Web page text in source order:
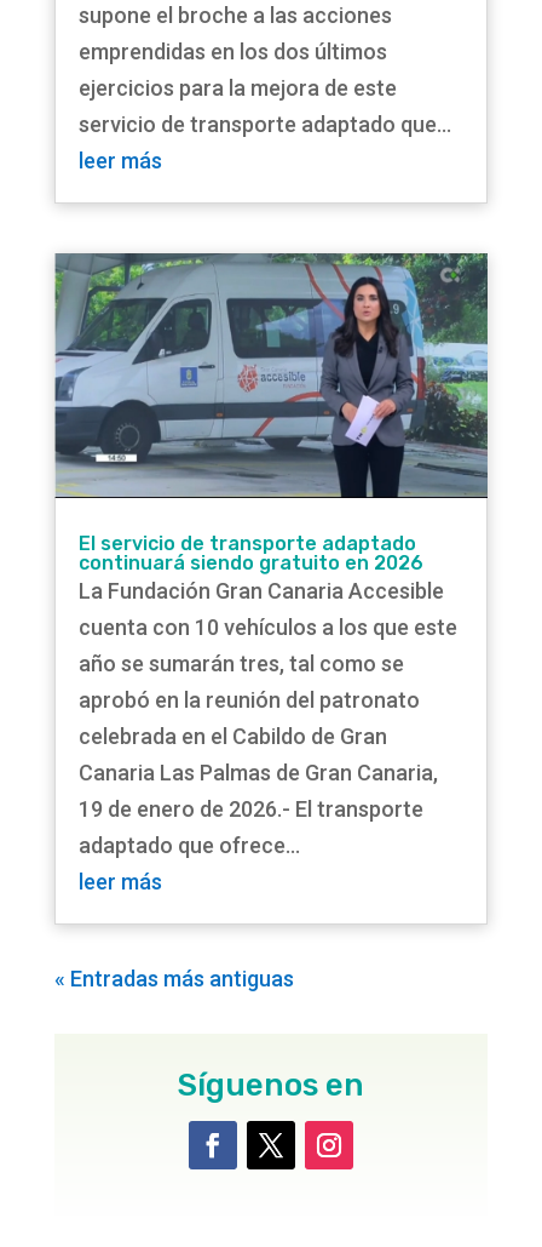
supone el broche a las acciones
emprendidas en los dos últimos
ejercicios para la mejora de este
servicio de transporte adaptado que...
leer más
El servicio de transporte adaptado
continuará siendo gratuito en 2026
La Fundación Gran Canaria Accesible
cuenta con 10 vehículos a los que este
año se sumarán tres, tal como se
aprobó en la reunión del patronato
celebrada en el Cabildo de Gran
Canaria Las Palmas de Gran Canaria,
19 de enero de 2026.- El transporte
adaptado que ofrece...
leer más
« Entradas más antiguas
Síguenos en